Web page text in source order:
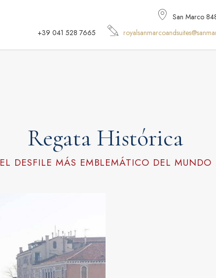
San Marco
+39 041 528 7665
Regata Histórica
EL DESFILE MÁS EMBLEMÁTICO DEL MUNDO